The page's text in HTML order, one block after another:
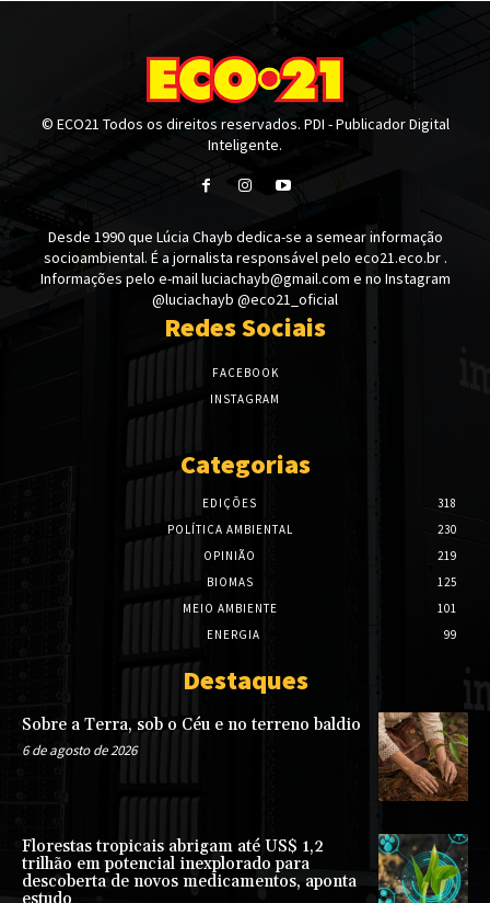
© ECO21 Todos os direitos reservados. PDI - Publicador Digital
Inteligente.
Desde 1990 que Lúcia Chayb dedica-se a semear informação
socioambiental. É a jornalista responsável pelo eco21.eco.br .
Informações pelo e-mail luciachayb@gmail.com e no Instagram
@luciachayb @eco21_oficial
Redes Sociais
FACEBOOK
INSTAGRAM
Categorias
EDIÇÕES
318
POLÍTICA AMBIENTAL
230
OPINIÃO
219
BIOMAS
125
MEIO AMBIENTE
101
ENERGIA
99
Destaques
Sobre a Terra, sob o Céu e no terreno baldio
6 de agosto de 2026
Florestas tropicais abrigam até US$ 1,2
trilhão em potencial inexplorado para
descoberta de novos medicamentos, aponta